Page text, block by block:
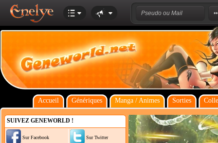
Accueil Génériques Manga / Animes Sorties
SUIVEZ GENEWORLD !
Sur Facebook Sur Twitter